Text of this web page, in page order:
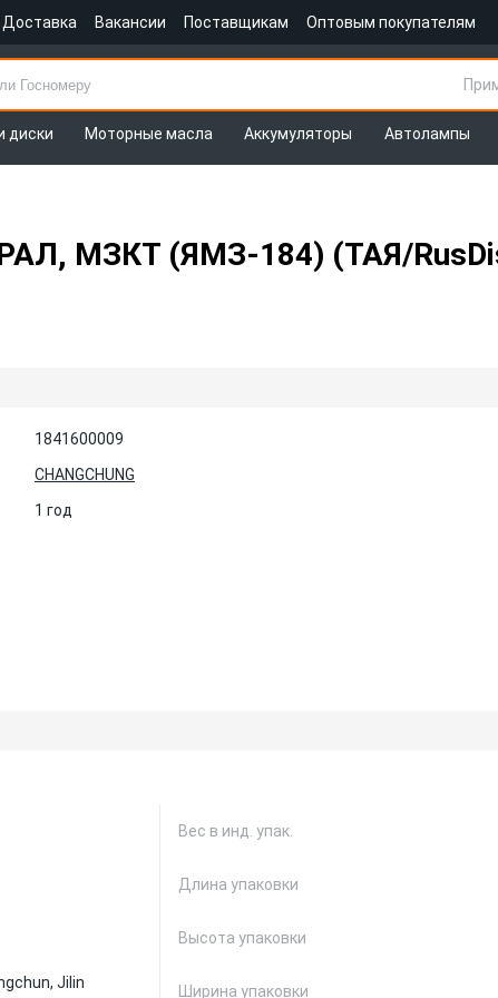
Доставка Вакансии Поставщикам Оптовым покупателям
диски Моторные масла Аккумуляторы Автолампы
МЗКТ (ЯМЗ-184) (ТАЯ/
1841600009
CHANGCHUNG
1 год
Jilin
Вес в инд. упак.
Длина упаковки
Высота упаковки
Ширина упаковки